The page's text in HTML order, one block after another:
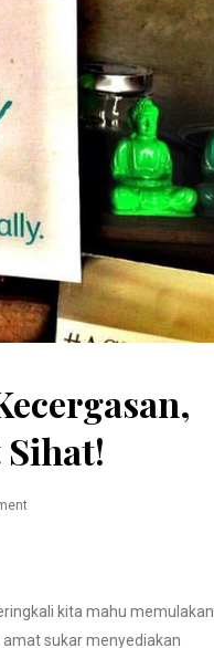
Sihat!
kita mahu memulakan
sukar menyediakan